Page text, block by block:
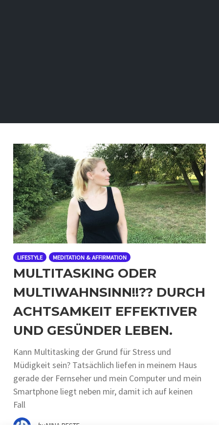
LIFESTYLE MEDITATION & AFFIRMATION
MULTITASKING ODER
MULTIWAHNSINN!!?? DURCH
ACHTSAMKEIT EFFEKTIVER
UND GESÜNDER LEBEN.
Kann Multitasking der Grund für Stress und
Müdigkeit sein? Tatsächlich liefen in meinem Haus
gerade der Fernseher und mein Computer und mein
Smartphone liegt neben mir, damit ich auf keinen
Fall
byNINA BESTE